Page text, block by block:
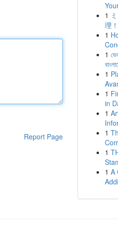
Report Page
1
理
1
1
1
1
in
1
1
1
1 A